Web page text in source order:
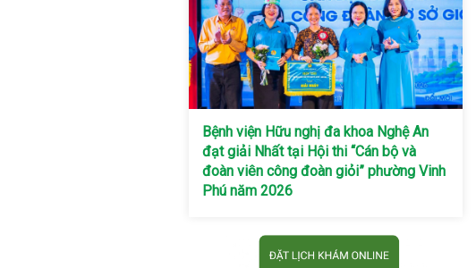
Bệnh viện Hữu nghị đa khoa Nghệ An
đạt giải Nhất tại Hội thi “Cán bộ và
đoàn viên công đoàn giỏi” phường Vinh
Phú năm 2026